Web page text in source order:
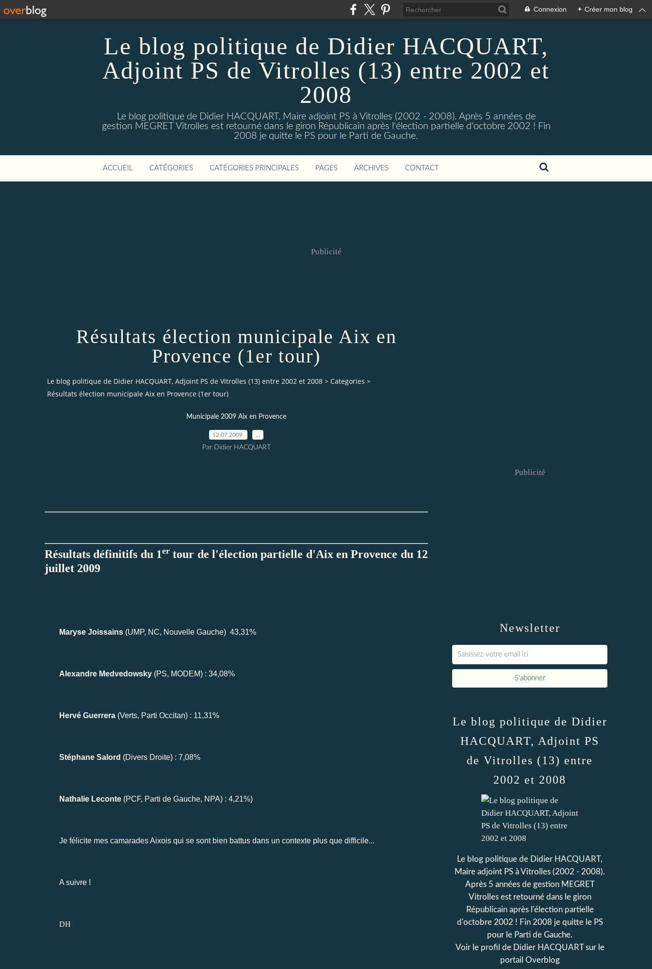
Connexion + Créer mon blog
Le blog politique de Didier HACQUART,
Adjoint PS de Vitrolles (13) entre 2002 et
2008
Le blog politique de Didier HACQUART, Maire adjoint PS à Vitrolles (2002 - 2008). Après 5 années de
gestion MEGRET Vitrolles est retourné dans le giron Républicain après l'élection partielle d'octobre 2002 ! Fin
2008 je quitte le PS pour le Parti de Gauche.
ACCUEIL CATÉGORIES CATÉGORIES PRINCIPALES PAGES ARCHIVES CONTACT
Publicité
Résultats élection municipale Aix en
Provence (1er tour)
Le blog politique de Didier HACQUART, Adjoint PS de Vitrolles (13) entre 2002 et 2008 > Categories >
Résultats élection municipale Aix en Provence (1er tour)
Municipale 2009 Aix en Provence
12.07.2009
Par Didier HACQUART
Résultats définitifs du 1er tour de l'élection partielle d'Aix en Provence du 12
juillet 2009
Maryse Joissains (UMP, NC, Nouvelle Gauche) 43,31%
Alexandre Medvedowsky (PS, MODEM) : 34,08%
Hervé Guerrera (Verts, Parti Occitan) : 11,31%
Stéphane Salord (Divers Droite) : 7,08%
Nathalie Leconte (PCF, Parti de Gauche, NPA) : 4,21%)
Je félicite mes camarades Aixois qui se sont bien battus dans un contexte plus que difficile...
A suivre !
DH
Newsletter
Publicité
Le blog politique de Didier
HACQUART, Adjoint PS
de Vitrolles (13) entre
2002 et 2008
Le blog politique de Didier HACQUART,
Maire adjoint PS à Vitrolles (2002 - 2008).
Après 5 années de gestion MEGRET
Vitrolles est retourné dans le giron
Républicain après l'élection partielle
d'octobre 2002 ! Fin 2008 je quitte le PS
pour le Parti de Gauche.
Voir le profil de Didier HACQUARTsur le
portail Overblog